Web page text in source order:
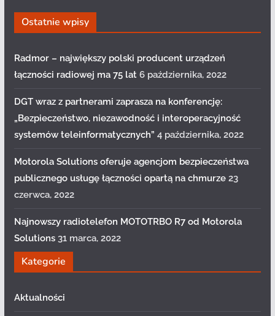
Ostatnie wpisy
Radmor – największy polski producent urządzeń
łączności radiowej ma 75 lat 6 października, 2022
DGT wraz z partnerami zaprasza na konferencję:
„Bezpieczeństwo, niezawodność i interoperacyjność
systemów teleinformatycznych” 4 października, 2022
Motorola Solutions oferuje agencjom bezpieczeństwa
publicznego usługę łączności opartą na chmurze 23
czerwca, 2022
Najnowszy radiotelefon MOTOTRBO R7 od Motorola
Solutions 31 marca, 2022
Kategorie
Aktualności